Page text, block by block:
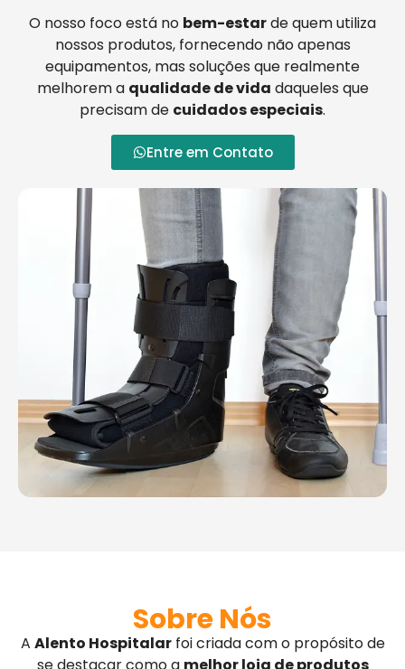
O nosso foco está no bem-estarde quem utiliza
nossos produtos, fornecendo não apenas
equipamentos, mas soluções que realmente
melhorem a qualidade de vida daqueles que
precisam de cuidados especiais.
Entre em Contato
Sobre Nós
A Alento Hospitalarfoi criada com o propósito de